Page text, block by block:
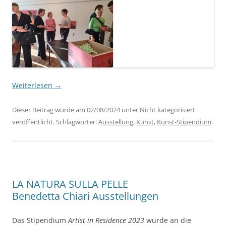
Weiterlesen →
Dieser Beitrag wurde am 02/08/2024unter Nicht kategorisiert
veröffentlicht. Schlagwörter:Ausstellung, Kunst, Kunst-Stipendium.
LA NATURA SULLA PELLE
Benedetta Chiari Ausstellungen
Das StipendiumArtist in Residence 2023 wurde an die